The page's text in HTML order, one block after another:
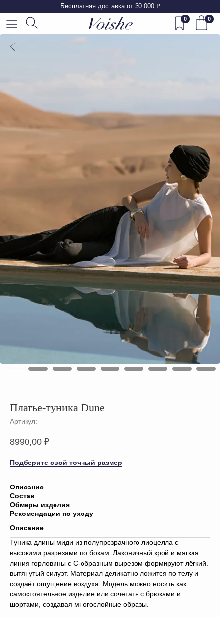
Бесплатная доставка от 30 000 ₽
0
0
Платье-туника Dune
Артикул:
8990,00 ₽
Подберите свой точный размер
Описание
Состав
Обмеры изделия
Рекомендации по уходу
Описание
Туника длины миди из полупрозрачного лиоцелла с
высокими разрезами по бокам. Лаконичный крой и мягкая
линия горловины с С-образным вырезом формируют лёгкий,
вытянутый силуэт. Материал деликатно ложится по телу и
создаёт ощущение воздуха. Модель можно носить как
самостоятельное изделие или сочетать с брюками и
шортами, создавая многослойные образы.